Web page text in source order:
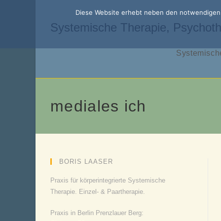
Systemische Therapie,
mediales ich
BORIS LAASER
Praxis für körperintegrierte Systemische
Therapie. Einzel- & Paartherapie.
Praxis in Berlin Prenzlauer Berg:
Diese Website erhebt neben den